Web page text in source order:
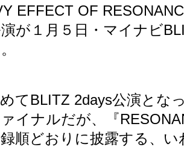
EFFECT OF
が１月５日・マイナビ
て BLITZ 2days公演とな
イナルだが、『
順どおりに披露する、い